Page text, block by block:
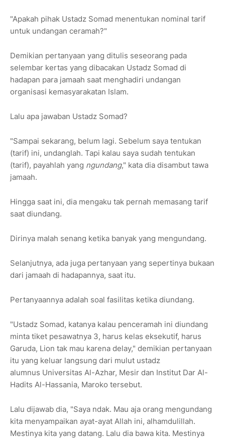
"Apakah pihak Ustadz Somad menentukan nominal tarif
untuk undangan ceramah?"
Demikian pertanyaan yang ditulis seseorang pada
selembar kertas yang dibacakan Ustadz Somad di
hadapan para jamaah saat menghadiri undangan
organisasi kemasyarakatan Islam.
Lalu apa jawaban Ustadz Somad?
"Sampai sekarang, belum lagi. Sebelum saya tentukan
(tarif) ini, undanglah. Tapi kalau saya sudah tentukan
(tarif), payahlah yang ngundang," kata dia disambut tawa
jamaah.
Hingga saat ini, dia mengaku tak pernah memasang tarif
saat diundang.
Dirinya malah senang ketika banyak yang mengundang.
Selanjutnya, ada juga pertanyaan yang sepertinya bukaan
dari jamaah di hadapannya, saat itu.
Pertanyaannya adalah soal fasilitas ketika diundang.
"Ustadz Somad, katanya kalau penceramah ini diundang
minta tiket pesawatnya 3, harus kelas eksekutif, harus
Garuda, Lion tak mau karena delay," demikian pertanyaan
itu yang keluar langsung dari mulut ustadz
alumnus Universitas Al-Azhar, Mesir dan Institut Dar Al-
Hadits Al-Hassania, Maroko tersebut.
Lalu dijawab dia, "Saya ndak. Mau aja orang mengundang
kita menyampaikan ayat-ayat Allah ini, alhamdulillah.
Mestinya kita yang datang. Lalu dia bawa kita. Mestinya